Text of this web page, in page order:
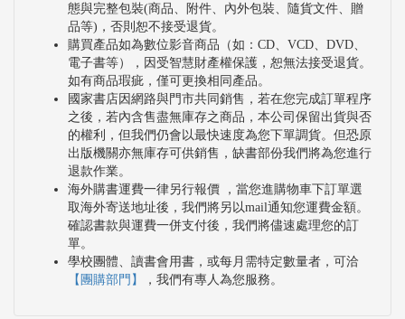
態與完整包裝(商品、附件、內外包裝、隨貨文件、贈
品等)，否則恕不接受退貨。
購買產品如為數位影音商品（如：CD、VCD、DVD、
電子書等），因受智慧財產權保護，恕無法接受退貨。
如有商品瑕疵，僅可更換相同產品。
國家書店因網路與門市共同銷售，若在您完成訂單程序
之後，若內含售盡無庫存之商品，本公司保留出貨與否
的權利，但我們仍會以最快速度為您下單調貨。但恐原
出版機關亦無庫存可供銷售，缺書部份我們將為您進行
退款作業。
海外購書運費一律另行報價 ，當您進購物車下訂單選
取海外寄送地址後，我們將另以mail通知您運費金額。
確認書款與運費一併支付後，我們將儘速處理您的訂
單。
學校團體、讀書會用書，或每月需特定數量者，可洽
【團購部門】
，我們有專人為您服務。